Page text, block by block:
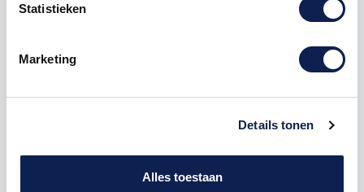
Statistieken
Marketing
Details tonen
Alles toestaan
het gaat hier om de Letter "
hoe langer de sticker.
Deze letters sticker kunnen zowel op een buitenkant
letter stickers
Keuze uit verschillende kleurenletterstickers